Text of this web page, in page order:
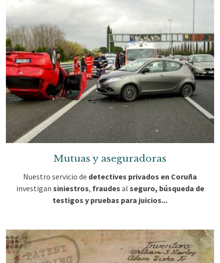
Mutuas y aseguradoras
Nuestro servicio de detectives privados en Coruña
investigan siniestros, fraudes al seguro, búsqueda de
testigos y pruebas para juicios...